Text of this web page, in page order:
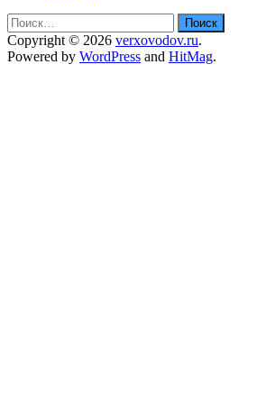
Найти:
Copyright © 2026 verxovodov.ru.
Powered by WordPress and HitMag.